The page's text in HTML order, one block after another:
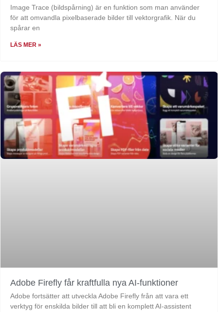
Image Trace (bildspårning) är en funktion som man använder
för att omvandla pixelbaserade bilder till vektorgrafik. När du
spårar en
LÄS MER »
Adobe Firefly får kraftfulla nya AI-funktioner
Adobe fortsätter att utveckla Adobe Firefly från att vara ett
verktyg för enskilda bilder till att bli en komplett AI-assistent